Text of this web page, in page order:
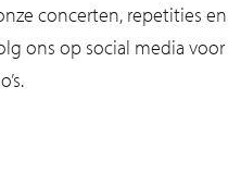
concerten, repetities en
ons op social media voor